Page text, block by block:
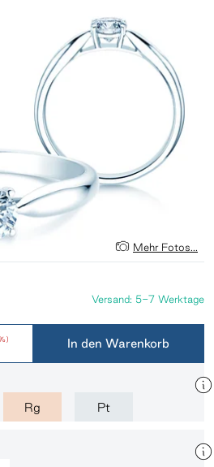
Mehr Fotos...
Versand: 5-7 Werktage
In den Warenkorb
Rg Pt